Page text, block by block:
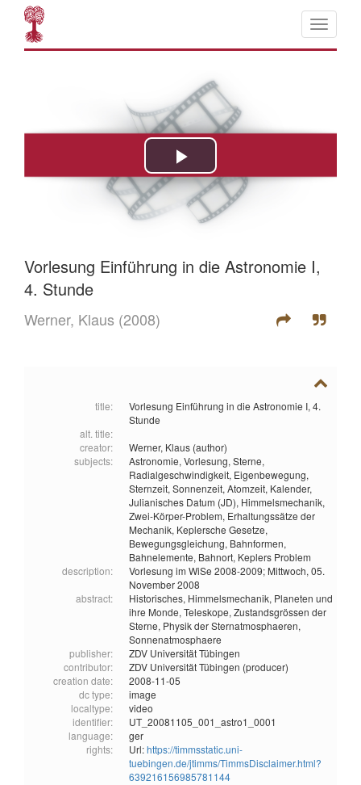
Vorlesung Einführung in die Astronomie I,
4. Stunde
Werner, Klaus (2008)
title:
Vorlesung Einführung in die Astronomie I, 4.
Stunde
alt. title:
creator:
Werner, Klaus (author)
subjects:
Astronomie, Vorlesung, Sterne,
Radialgeschwindigkeit, Eigenbewegung,
Sternzeit, Sonnenzeit, Atomzeit, Kalender,
Julianisches Datum (JD), Himmelsmechanik,
Zwei-Körper-Problem, Erhaltungssätze der
Mechanik, Keplersche Gesetze,
Bewegungsgleichung, Bahnformen,
Bahnelemente, Bahnort, Keplers Problem
description:
Vorlesung im WiSe 2008-2009; Mittwoch, 05.
November 2008
abstract:
Historisches, Himmelsmechanik, Planeten und
ihre Monde, Teleskope, Zustandsgrössen der
Sterne, Physik der Sternatmosphaeren,
Sonnenatmosphaere
publisher:
ZDV Universität Tübingen
contributor:
ZDV Universität Tübingen (producer)
creation date:
2008-11-05
dc type:
image
localtype:
video
identifier:
UT_20081105_001_astro1_0001
language:
ger
rights:
Url:https://timmsstatic.uni-
tuebingen.de/jtimms/TimmsDisclaimer.html?
639216156985781144